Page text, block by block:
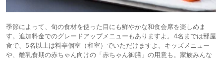
季節によって、旬の食材を使った目にも鮮やかな和食会席を楽しめま
す。追加料金でのグレードアップメニューもありますよ。4名までは部屋
食で、5名以上は料亭個室（和室）でいただけますよ。キッズメニュー
や、離乳食期の赤ちゃん向けの「赤ちゃん御膳」の用意も。家族みんな